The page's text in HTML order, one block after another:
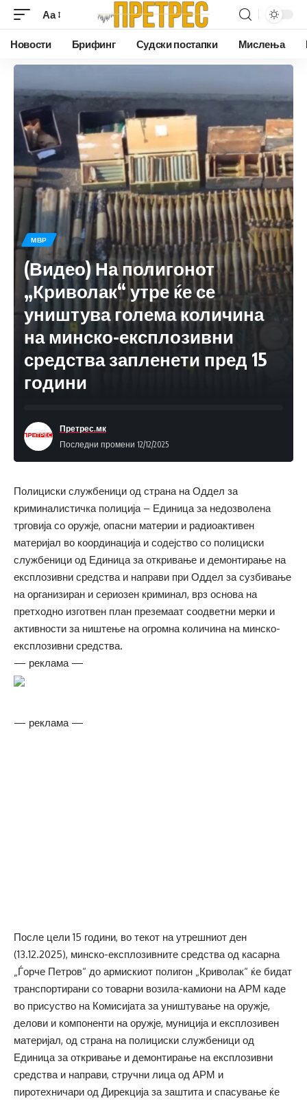
Аа
Новости Брифинг Судски постапки Мислења
МВР
(Видео) На полигонот
„Криволак“ утре ќе се
уништува голема количина
на минско-експлозивни
средства запленети пред 15
години
Последни промени 12/12/2025
Претрес.мк
Полициски службеници од страна на Оддел за
криминалистичка полиција – Единица за недозволена
трговија со оружје, опасни материи и радиоактивен
материјал во координација и содејство со полициски
службеници од Единица за откривање и демонтирање на
експлозивни средства и направи при Оддел за сузбивање
на организиран и сериозен криминал, врз основа на
претходно изготвен план преземаат соодветни мерки и
активности за ништење на огромна количина на минско-
експлозивни средства.
— реклама —
— реклама —
После цели 15 години, во текот на утрешниот ден
(13.12.2025), минско-експлозивните средства од касарна
„Ѓорче Петров“ до армискиот полигон „Криволак“ ќе бидат
транспортирани со товарни возила-камиони на АРМ каде
во присуство на Комисијата за уништување на оружје,
делови и компоненти на оружје, муниција и експлозивен
материјал, од страна на полициски службеници од
Единица за откривање и демонтирање на експлозивни
средства и направи, стручни лица од АРМ и
пиротехничари од Дирекција за заштита и спасување ќе